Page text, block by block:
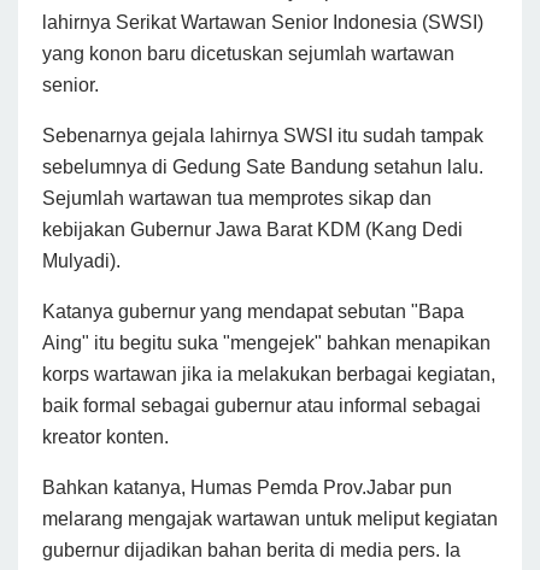
lahirnya Serikat Wartawan Senior Indonesia (SWSI)
yang konon baru dicetuskan sejumlah wartawan
senior.
Sebenarnya gejala lahirnya SWSI itu sudah tampak
sebelumnya di Gedung Sate Bandung setahun lalu.
Sejumlah wartawan tua memprotes sikap dan
kebijakan Gubernur Jawa Barat KDM (Kang Dedi
Mulyadi).
Katanya gubernur yang mendapat sebutan "Bapa
Aing" itu begitu suka "mengejek" bahkan menapikan
korps wartawan jika ia melakukan berbagai kegiatan,
baik formal sebagai gubernur atau informal sebagai
kreator konten.
Bahkan katanya, Humas Pemda Prov.Jabar pun
melarang mengajak wartawan untuk meliput kegiatan
gubernur dijadikan bahan berita di media pers. Ia